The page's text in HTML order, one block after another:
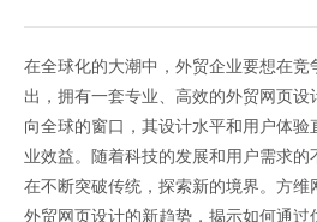
在全球化的大潮中，外贸企业要想在竞
出，拥有一套专业、高效的外贸网页
向全球的窗口，其设计水平和用户体
业效益。随着科技的发展和用户需求
在不断突破传统，探索新的境界。方维
外贸网页设计的新趋势，揭示如何通